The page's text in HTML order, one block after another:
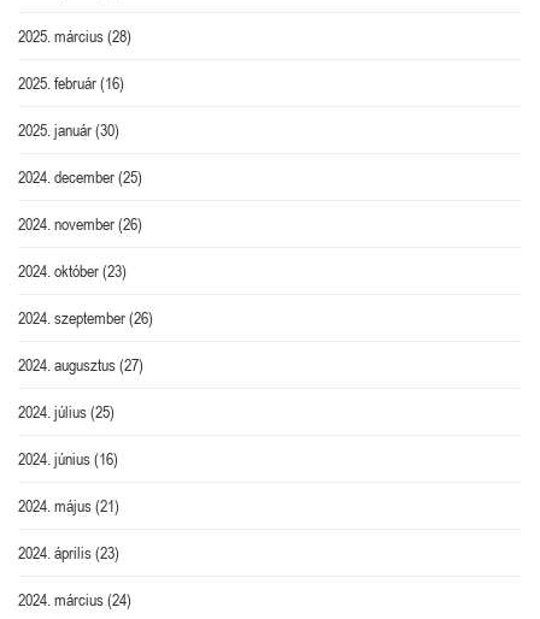
2025. március(28)
2025. február(16)
2025. január(30)
2024. december(25)
2024. november(26)
2024. október(23)
2024. szeptember(26)
2024. augusztus(27)
2024. július(25)
2024. június(16)
2024. május(21)
2024. április(23)
2024. március(24)